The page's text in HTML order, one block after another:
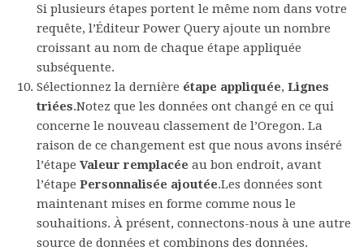
Si plusieurs étapes portent le même nom dans votre
requête, l’Éditeur Power Query ajoute un nombre
croissant au nom de chaque étape appliquée
subséquente.
Sélectionnez la dernière étape appliquée, Lignes
triées.Notez que les données ont changé en ce qui
concerne le nouveau classement de l’Oregon. La
raison de ce changement est que nous avons inséré
l’étape Valeur remplacée au bon endroit, avant
l’étape Personnalisée ajoutée.Les données sont
maintenant mises en forme comme nous le
souhaitions. À présent, connectons-nous à une autre
source de données et combinons des données.